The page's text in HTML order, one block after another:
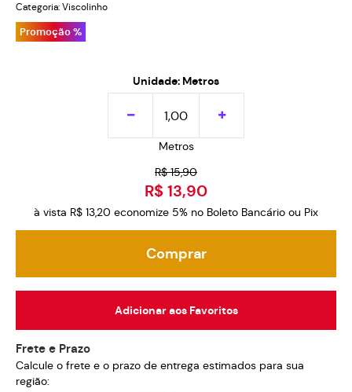
Categoria: Viscolinho
Promoção %
Unidade: Metros
Metros
R$ 15,90
R$ 13,90
à vista R$ 13,20 economize 5% no Boleto Bancário ou Pix
Comprar
Adicionar aos Favoritos
Frete e Prazo
Calcule o frete e o prazo de entrega estimados para sua
região: